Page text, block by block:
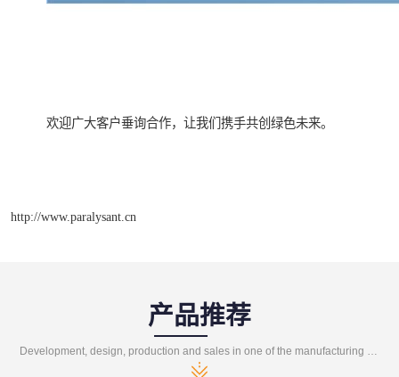
欢迎广大客户垂询合作，让我们携手共创绿色未来。
http://www.paralysant.cn
产品推荐